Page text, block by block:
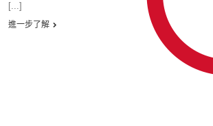
[...]
進一步了解